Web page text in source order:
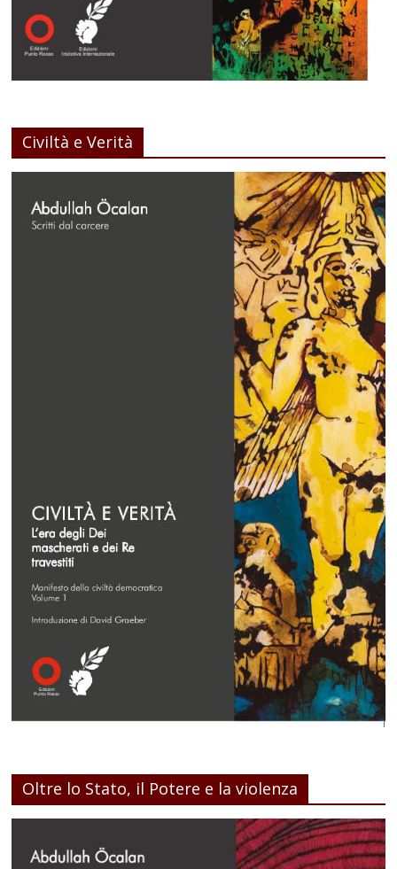
Civiltà e Verità
Oltre lo Stato, il Potere e la violenza